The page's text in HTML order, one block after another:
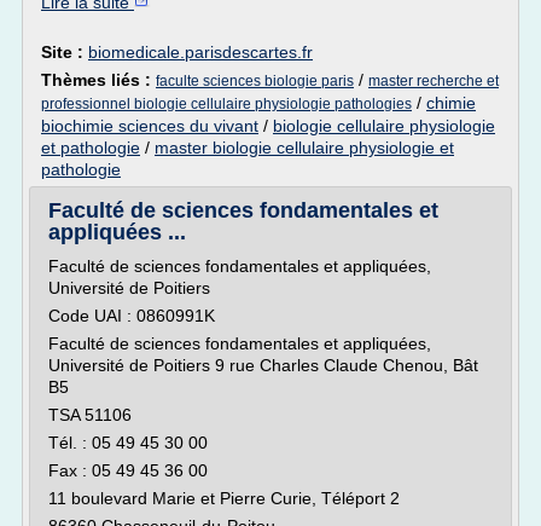
Site : biomedicale.parisdescartes.fr
Thèmes liés : faculte sciences biologie paris / master recherche et
professionnel biologie cellulaire physiologie pathologies / chimie
biochimie sciences du vivant / biologie cellulaire physiologie
et pathologie / master biologie cellulaire physiologie et
pathologie
Faculté de sciences fondamentales et
appliquées ...
Faculté de sciences fondamentales et appliquées,
Université de Poitiers
Code UAI : 0860991K
Faculté de sciences fondamentales et appliquées,
Université de Poitiers 9 rue Charles Claude Chenou, Bât
B5
TSA 51106
Tél. : 05 49 45 30 00
Fax : 05 49 45 36 00
11 boulevard Marie et Pierre Curie, Téléport 2